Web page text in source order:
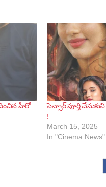
హీరో
సెన్సార్ పూర్తి
!
March 15, 2025
In "Cinema News"